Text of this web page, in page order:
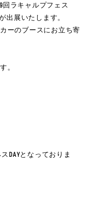
回ラキャルプフェス
出展いたします。
ーのブースにお立ち寄
。
DAYとなっておりま